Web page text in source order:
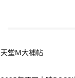
天堂M大補帖